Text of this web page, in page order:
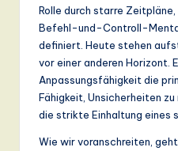
T
Rolle durch starre
Befehl-und-Controll-
definiert. Heute stehen
vor einer anderen Horizont.
Anpassungsfähigkeit die
Fähigkeit, Unsicherheiten
die strikte Einhaltung eines
Wie wir voranschreiten,